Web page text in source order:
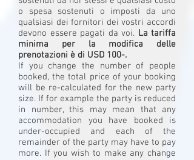
o spesa sostenuti o imposti da uno
qualsiasi dei fornitori dei vostri accordi
devono essere pagati da voi. La tariffa
minima per la modifica delle
prenotazioni è di USD 100-.
If you change the number of people
booked, the total price of your booking
will be re-calculated for the new party
size. If for example the party is reduced
in number, this may mean that any
accommodation you have booked is
under-occupied and each of the
remainder of the party may have to pay
more. If you wish to make any change